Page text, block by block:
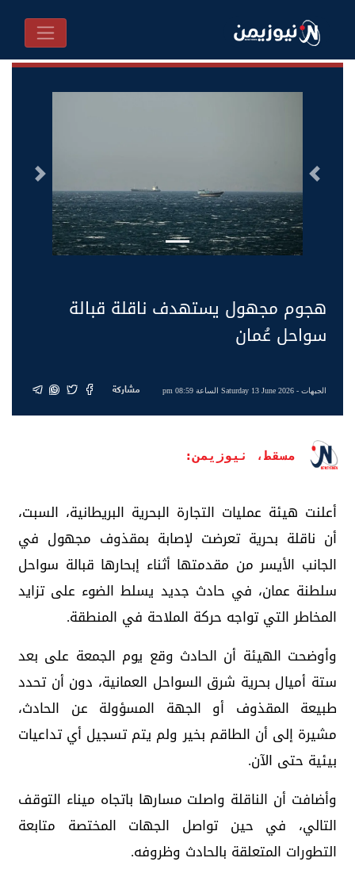
السابق التالى
هجوم مجهول يستهدف ناقلة قبالة
سواحل عُمان
الجبهات- Saturday 13 June 2026 الساعة 08:59 pm مشاركة
مسقط، نيوزيمن:
أعلنت هيئة عمليات التجارة البحرية البريطانية، السبت،
أن ناقلة بحرية تعرضت لإصابة بمقذوف مجهول في
الجانب الأيسر من مقدمتها أثناء إبحارها قبالة سواحل
سلطنة عمان، في حادث جديد يسلط الضوء على تزايد
المخاطر التي تواجه حركة الملاحة في المنطقة.
وأوضحت الهيئة أن الحادث وقع يوم الجمعة على بعد
ستة أميال بحرية شرق السواحل العمانية، دون أن تحدد
طبيعة المقذوف أو الجهة المسؤولة عن الحادث،
مشيرة إلى أن الطاقم بخير ولم يتم تسجيل أي تداعيات
بيئية حتى الآن.
وأضافت أن الناقلة واصلت مسارها باتجاه ميناء التوقف
التالي، في حين تواصل الجهات المختصة متابعة
التطورات المتعلقة بالحادث وظروفه.